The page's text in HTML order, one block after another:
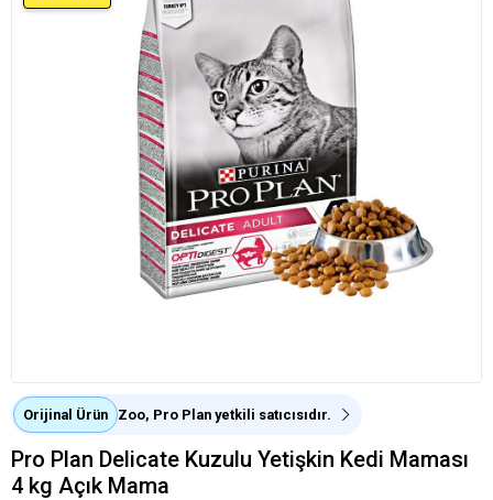
Orijinal Ürün Zoo, Pro Plan yetkili satıcısıdır.
Pro Plan Delicate Kuzulu Yetişkin Kedi Maması
4 kg Açık Mama